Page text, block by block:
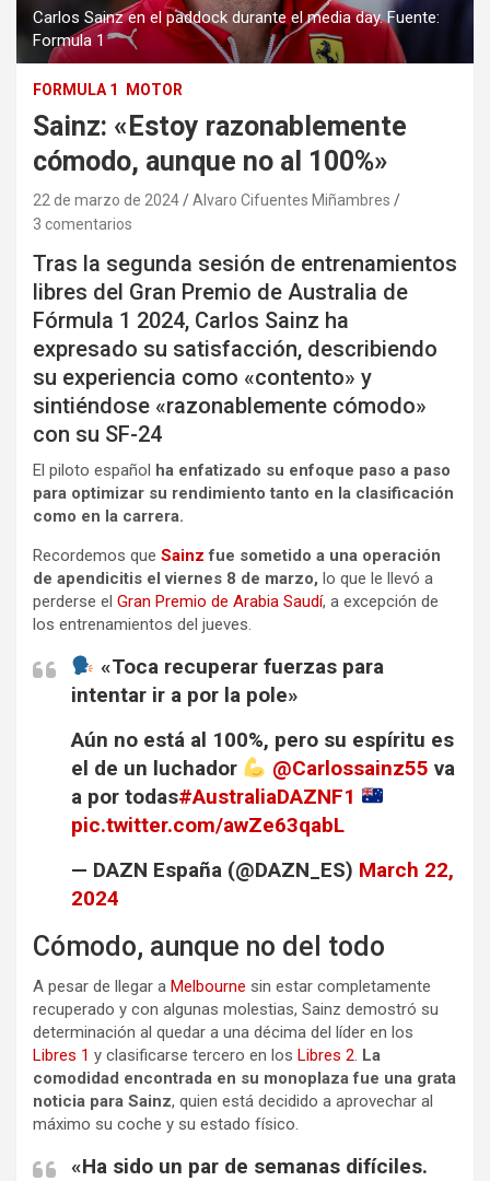
Carlos Sainz en el paddock durante el media day. Fuente:
Formula 1
FORMULA 1 MOTOR
Sainz: «Estoy razonablemente
cómodo, aunque no al 100%»
22 de marzo de 2024
Alvaro Cifuentes Miñambres
3 comentarios
Tras la segunda sesión de entrenamientos
libres del Gran Premio de Australia de
Fórmula 1 2024, Carlos Sainz ha
expresado su satisfacción, describiendo
su experiencia como «contento» y
sintiéndose «razonablemente cómodo»
con su SF-24
El piloto español
ha enfatizado su enfoque paso a paso
para optimizar su rendimiento tanto en la clasificación
como en la carrera.
Recordemos que Sainz fue sometido a una operación
de apendicitis el viernes 8 de marzo, lo que le llevó a
perderse el Gran Premio de Arabia Saudí, a excepción de
los entrenamientos del jueves.
«Toca recuperar fuerzas para
intentar ir a por la pole»
Aún no está al 100%, pero su espíritu es
el de un luchador
@Carlossainz55 va
a por todas#AustraliaDAZNF1
pic.twitter.com/awZe63qabL
— DAZN España (@DAZN_ES) March 22,
2024
Cómodo, aunque no del todo
A pesar de llegar a Melbourne sin estar completamente
recuperado y con algunas molestias, Sainz demostró su
determinación al quedar a una décima del líder en los
Libres 1 y clasificarse tercero en los Libres 2. La
comodidad encontrada en su monoplaza fue una grata
noticia para Sainz, quien está decidido a aprovechar al
máximo su coche y su estado físico.
«Ha sido un par de semanas difíciles.